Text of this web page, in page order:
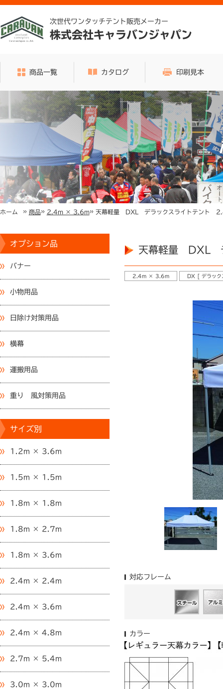
次世代ワンタッチテント販売メーカー
株式会社キャラバンジャパン
商品一覧 カタログ 印刷見本
ホーム » 商品» 2.4m × 3.6m» 天幕軽量 DXL デラックスライトテント
オプション品
バナー
小物用品
日除け対策用品
横幕
運搬用品
重り 風対策用品
サイズ別
1.2m × 3.6m
1.5m × 1.5m
1.8m × 1.8m
1.8m × 2.7m
1.8m × 3.6m
2.4m × 2.4m
2.4m × 3.6m
2.4m × 4.8m
2.7m × 5.4m
3.0m × 3.0m
天幕軽量 DXL
2.4m × 3.6m DX [ デラック
対応フレーム
カラー